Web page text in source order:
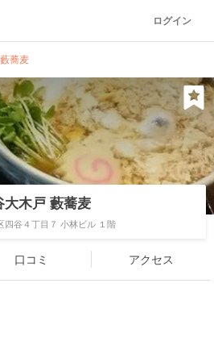
ログイン
蕎麦
大木戸 藪蕎麦
四谷４丁目７ 小林ビル １階
口コミ アクセス